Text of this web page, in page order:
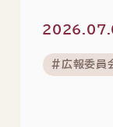
#広報委員